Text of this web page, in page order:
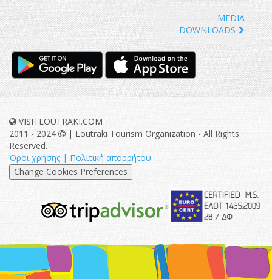
MEDIA
DOWNLOADS
VISITLOUTRAKI.COM
2011 - 2024
| Loutraki Tourism Organization - All Rights
Reserved.
Όροι χρήσης | Πολιτική απορρήτου
Change Cookies Preferences
tripadvisor-
213.png
eurocert-
logo.png